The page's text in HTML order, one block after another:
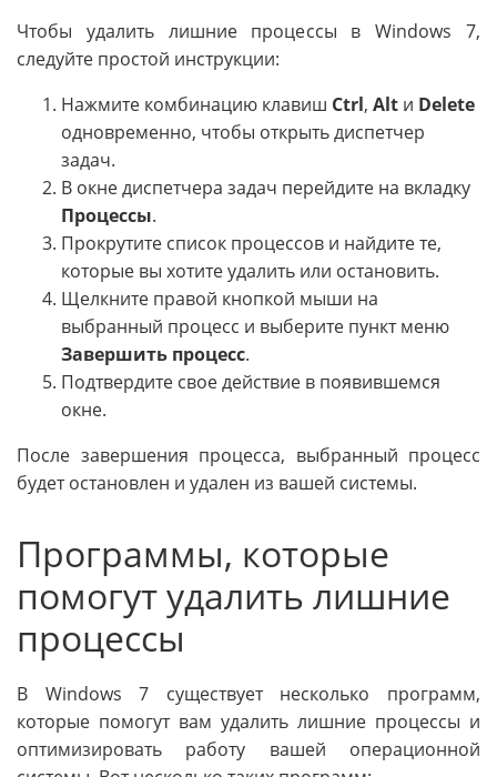
Чтобы удалить лишние процессы в Windows 7,
следуйте простой инструкции:
Нажмите комбинацию клавиш Ctrl, Alt и Delete
одновременно, чтобы открыть диспетчер
задач.
В окне диспетчера задач перейдите на вкладку
Процессы.
Прокрутите список процессов и найдите те,
которые вы хотите удалить или остановить.
Щелкните правой кнопкой мыши на
выбранный процесс и выберите пункт меню
Завершить процесс.
Подтвердите свое действие в появившемся
окне.
После завершения процесса, выбранный процесс
будет остановлен и удален из вашей системы.
Программы, которые
помогут удалить лишние
процессы
В Windows 7 существует несколько программ,
которые помогут вам удалить лишние процессы и
оптимизировать работу вашей операционной